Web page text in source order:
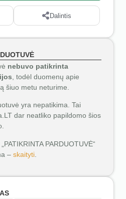
Dalintis
nebuvo patikrinta
, todėl duomenų apie
šiuo metu neturime.
yra nepatikima. Tai
dar neatliko papildomo šios
PARDUOTUVĖ“
– skaityti